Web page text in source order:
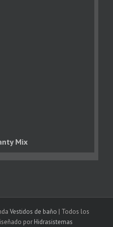
Mix
Vestidos de baño | Todos los
por Hidrasistemas